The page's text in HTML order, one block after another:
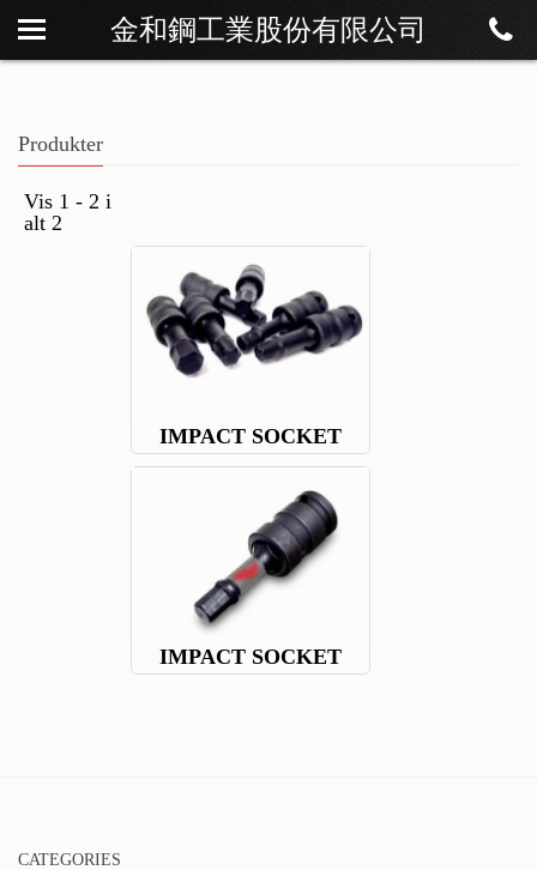
金和鋼工業股份有限公司
Om os
Kontakt
Produkter
Vis 1 - 2 i
alt 2
IMPACT SOCKET
IMPACT SOCKET
CATEGORIES